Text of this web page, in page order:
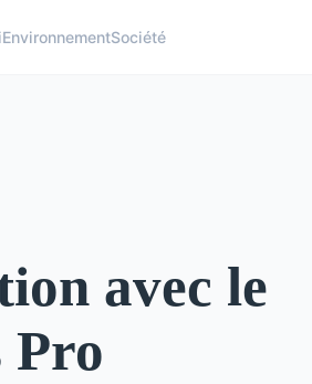
EnvironnementSociété
avec le
Pro